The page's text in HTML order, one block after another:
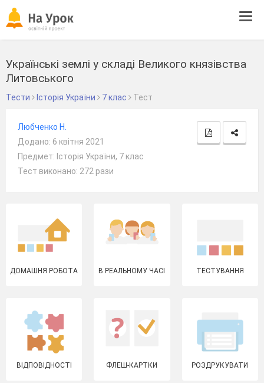
Українські землі у складі Великого князівства
Литовського
Тести Історія України 7 клас Тест
Любченко Н.
Додано: 6 квітня 2021
Предмет: Історія України, 7 клас
Тест виконано: 272 рази
ДОМАШНЯ РОБОТА В РЕАЛЬНОМУ ЧАСІ ТЕСТУВАННЯ
ВІДПОВІДНОСТІ ФЛЕШ-КАРТКИ РОЗДРУКУВАТИ